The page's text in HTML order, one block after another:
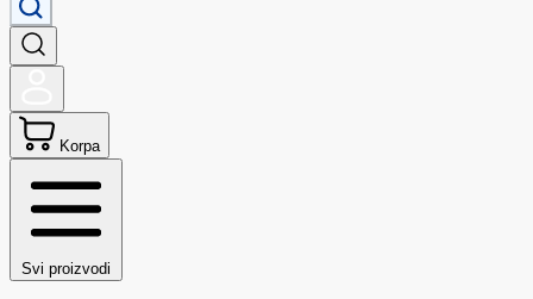
Korpa
Svi proizvodi